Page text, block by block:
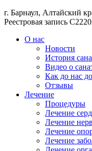
г. Барнаул, Алтайский
Реестровая запись
О нас
Новости
История
Видео о
Как до нас
Отзывы
Лечение
Процедуры
Лечение
Лечение
Лечение
Лечение